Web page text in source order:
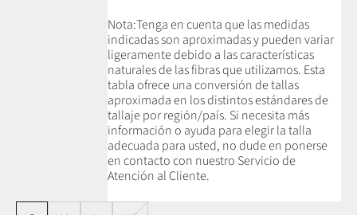
Nota:Tenga en cuenta que las medidas
indicadas son aproximadas y pueden variar
ligeramente debido a las características
naturales de las fibras que utilizamos. Esta
tabla ofrece una conversión de tallas
aproximada en los distintos estándares de
tallaje por región/país. Si necesita más
información o ayuda para elegir la talla
adecuada para usted, no dude en ponerse
en contacto con nuestro Servicio de
Atención al Cliente.